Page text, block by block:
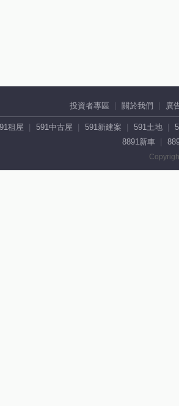
投資者專區 關於我們 廣
租屋 591中古屋 591新建案 591土地
8891新車